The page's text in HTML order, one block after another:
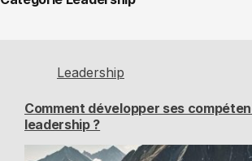
Leadership
Comment développer ses
leadership ?